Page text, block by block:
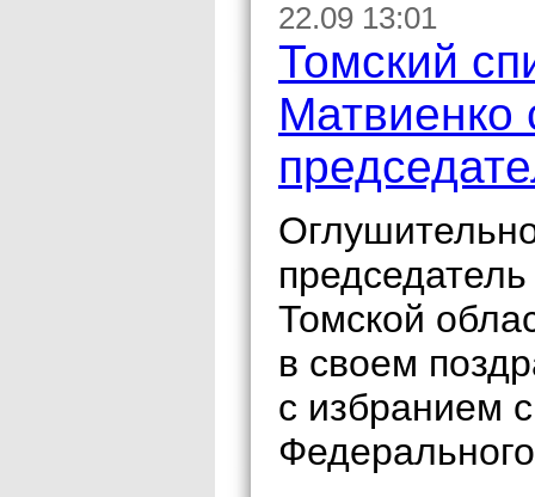
22.09 13:01
Томский
Матвиенко
Томской
в своем
с избранием